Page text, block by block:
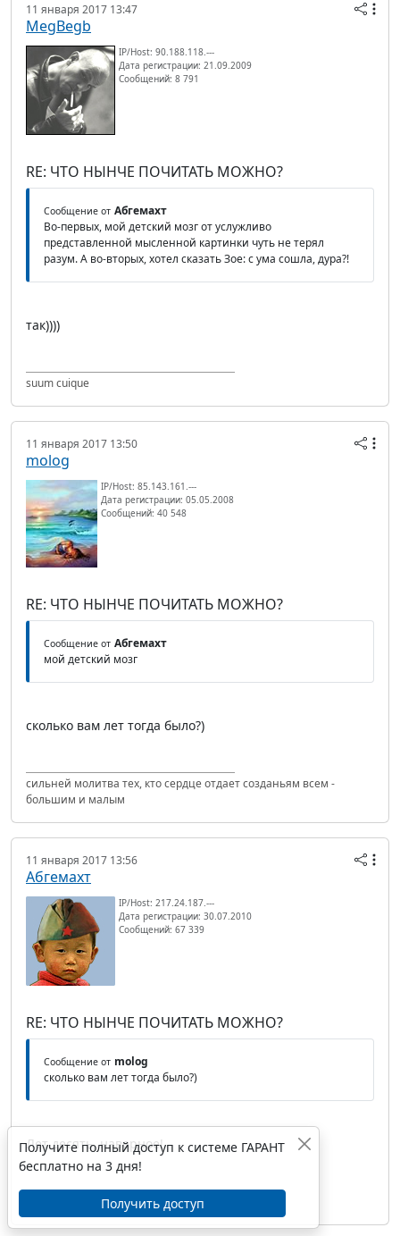
11 января 2017 13:47
MegBegb
IP/Host: 90.188.118.---
Дата регистрации: 21.09.2009
Сообщений: 8 791
RE: ЧТО НЫНЧЕ ПОЧИТАТЬ МОЖНО?
Сообщение от Абгемахт
Во-первых, мой детский мозг от услужливо
представленной мысленной картинки чуть не терял
разум. А во-вторых, хотел сказать Зое: с ума сошла, дура?!
так))))
suum cuique
11 января 2017 13:50
molog
IP/Host: 85.143.161.---
Дата регистрации: 05.05.2008
Сообщений: 40 548
RE: ЧТО НЫНЧЕ ПОЧИТАТЬ МОЖНО?
Сообщение от Абгемахт
мой детский мозг
сколько вам лет тогда было?)
сильней молитва тех, кто сердце отдает созданьям всем -
большим и малым
11 января 2017 13:56
Абгемахт
IP/Host: 217.24.187.---
Дата регистрации: 30.07.2010
Сообщений: 67 339
RE: ЧТО НЫНЧЕ ПОЧИТАТЬ МОЖНО?
Сообщение от molog
сколько вам лет тогда было?)
Лет десять, наверное!
"BALINFUNDINUL UZBAD KHAZADDUMU"
Получите полный доступ к системе ГАРАНТ
бесплатно на 3 дня!
Получить доступ